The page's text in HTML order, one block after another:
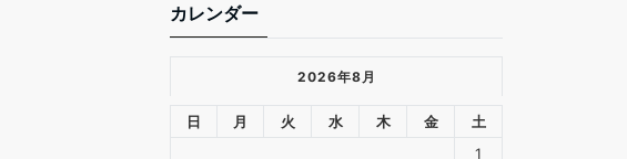
カレンダー
2026年8月
日 月 火 水 木 金
土
1